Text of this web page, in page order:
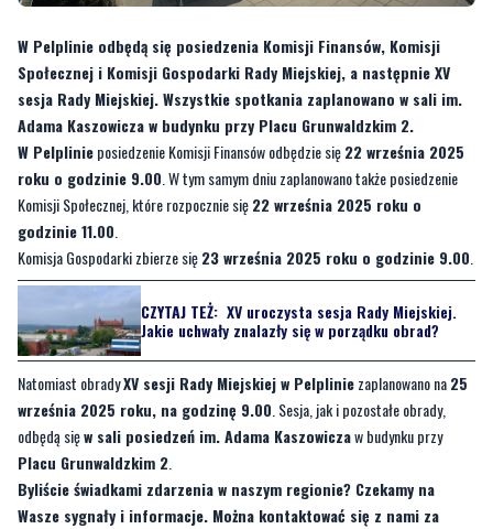
W Pelplinie odbędą się posiedzenia Komisji Finansów, Komisji
Społecznej i Komisji Gospodarki Rady Miejskiej, a następnie XV
sesja Rady Miejskiej. Wszystkie spotkania zaplanowano w sali im.
Adama Kaszowicza w budynku przy Placu Grunwaldzkim 2.
W Pelplinieposiedzenie Komisji Finansów odbędzie się22 września 2025
roku o godzinie 9.00. W tym samym dniu zaplanowano także posiedzenie
Komisji Społecznej, które rozpocznie się22 września 2025 roku o
godzinie 11.00.
Komisja Gospodarki zbierze się23 września 2025 roku o godzinie 9.00.
CZYTAJ TEŻ: XV uroczysta sesja Rady Miejskiej.
Jakie uchwały znalazły się w porządku obrad?
Natomiast obradyXV sesji Rady Miejskiej w Pelpliniezaplanowano na25
września 2025 roku, na godzinę 9.00. Sesja, jak i pozostałe obrady,
odbędą sięw sali posiedzeń im. Adama Kaszowiczaw budynku przy
Placu Grunwaldzkim 2.
Byliście świadkami zdarzenia w naszym regionie? Czekamy na
Wasze sygnały i informacje. Można kontaktować się z nami za